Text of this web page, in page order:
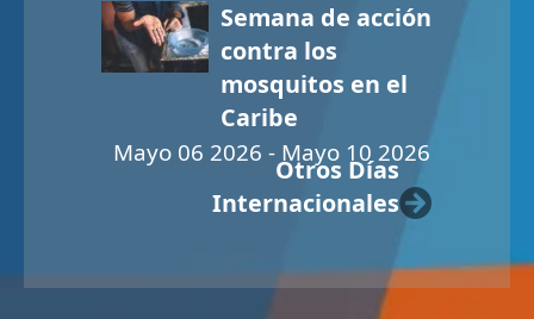
Semana de acción
contra los
mosquitos en el
Caribe
Mayo 06 2026 - Mayo 10 2026
Otros Días
Internacionales